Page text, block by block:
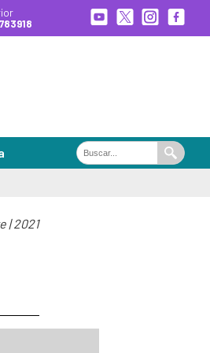
Buscar
en
Buscar
| 2021